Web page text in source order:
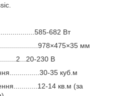
682 Вт
мм
230 В
35 куб.м
14 кв.м (за